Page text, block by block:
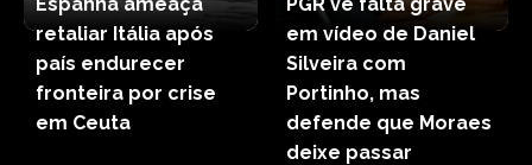
retaliar Itália após
país endurecer
fronteira por crise
em Ceuta
em vídeo de Daniel
Silveira com
Portinho, mas
defende que Moraes
deixe passar